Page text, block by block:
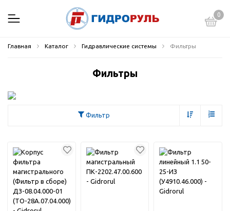
0
Главная Каталог Гидравлические системы Фильтры
Фильтры
Фильтр